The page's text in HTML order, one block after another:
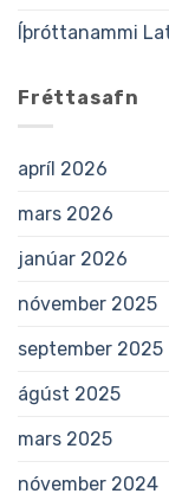
Íþróttanammi
Fréttasafn
apríl 2026
mars 2026
janúar 2026
nóvember 2025
september 2025
ágúst 2025
mars 2025
nóvember 2024